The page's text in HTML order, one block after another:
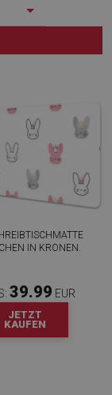
IN KRONEN.
39.99 EUR
JETZT
KAUFEN